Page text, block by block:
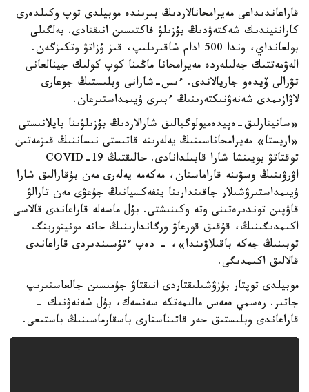
قاراعاندىداعى مەيرامحانالاردىڭ بىرىندە موبيلدى توپ وكىلدەرى
كارانتيندىك شەكتەۋدىڭ بۇزىلۋ فاكتىسىن انىقتادى. بەلگىلى
بولعانداي، وندا 500 ادام شاقىرىلىپ، قىز ۇزاتۋ وتكىزگەن.
الەۋمەتتىك جەلىلەردە مەيرامحانا ماڭىنا كوپ كولىك جينالعانى
تۋرالى ۆيدەو جاريالاندى. ءىس-شارانى وبلىستىڭ جوعارى
لاۋازىمدى شەنەۋنىكتەرىنىڭ ءبىرى ۇيىمداستىرعان.
«سانيتارلىق-ەپيدەميولوگيالىق شارالاردىڭ بۇزىلۋىنا بايلانىستى
«اريستا» مەيرامحاناسىنىڭ يەلەرىنە قاتىستى نىساننىڭ قىزمەتىن
توقتاتۋ بويىنشا شارا قابىلدانادى. حالىقتىڭ COVID-19
اۋرۋىنىڭ وسۋىنە قاراماستان، مەكەمە يەلەرى مەن بۇقارالىق شارا
ۇيىمداستىرۋشىلار جاقىندارىنا ينفەكسيانىڭ جۇعۋى مەن تارالۋ
قاۋپىن توندىرەتىنى وتە وكىنىشتى. بۇل ماسەلە قاراعاندى قالاسى
اكىمدىگىنىڭ، قۇقىق قورعاۋ ورگاندارىنىڭ جانە مونيتورينگ
توبىنىڭ جەكە باقىلاۋىندا»، - دەپ ءتۇسىندىردى قاراعاندى
قالالىق اكىمدىگى.
موبيلدى توپتار بۇزۋشىلىقتاردى انىقتاۋ جۇمىسىن جالعاستىرىپ
جاتىر. رەسمي ەمەس مالىمەتكە سەنسەك، بۇل شەنەۋنىك -
قاراعاندى وبلىستىق جەر قاتىناستارى باسقارماسىنىڭ باستىعى.